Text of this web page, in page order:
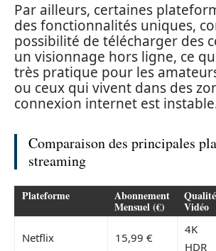
Par ailleurs, certaines
des fonctionnalités uniques,
possibilité de télécharger des
un visionnage hors ligne, ce
très pratique pour les
ou ceux qui vivent dans des
connexion internet est
Comparaison des principales
streaming
Plateforme Abonnement
Mensuel (€)
Qualité
Vidéo
Netflix 15,99 €
4K
HDR